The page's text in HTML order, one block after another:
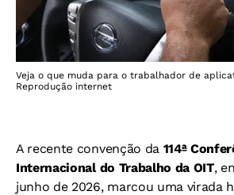
Veja o que muda para o trabalhador de
Reprodução internet
A recente convenção da 114ª
Internacional do Trabalho da OIT,
junho de 2026, marcou uma virada